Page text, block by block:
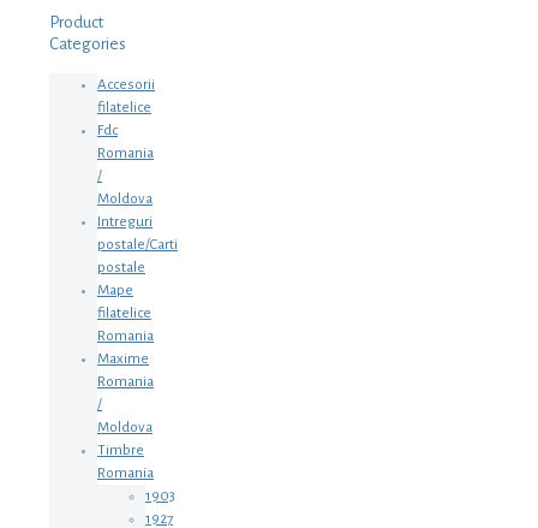
Product
Categories
Accesorii
filatelice
Fdc
Romania
/
Moldova
Intreguri
postale/Carti
postale
Mape
filatelice
Romania
Maxime
Romania
/
Moldova
Timbre
Romania
1903
1927